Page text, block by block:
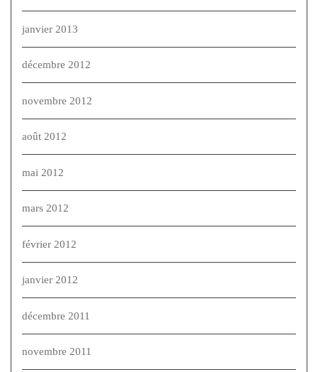
janvier 2013
décembre 2012
novembre 2012
août 2012
mai 2012
mars 2012
février 2012
janvier 2012
décembre 2011
novembre 2011